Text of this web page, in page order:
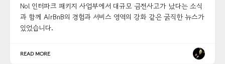
Nol 인터파크 패키지 사업부에서 대규모 금전사고가 났다는 소식
과 함께 AirBnB의 경험과 서비스 영역의 강화 같은 굵직한 뉴스가
있었습니다.
READ MORE